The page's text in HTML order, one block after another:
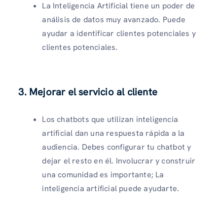
La Inteligencia Artificial tiene un poder de
análisis de datos muy avanzado. Puede
ayudar a identificar clientes potenciales y
clientes potenciales.
3. Mejorar el servicio al cliente
Los chatbots que utilizan inteligencia
artificial dan una respuesta rápida a la
audiencia. Debes configurar tu chatbot y
dejar el resto en él. Involucrar y construir
una comunidad es importante; La
inteligencia artificial puede ayudarte.